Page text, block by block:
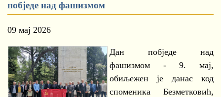
побједе над фашизмом
09 мај 2026
Дан побједе над
фашизмом - 9. мај,
обиљежен је данас код
споменика Безметковић,